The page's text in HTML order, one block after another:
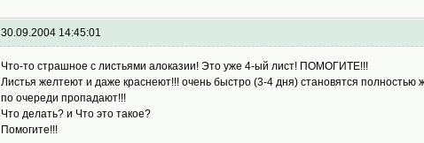
30.09.2004 14:45:01
Что-то страшное с листьями алоказии! Это уже 4-ый лист! ПОМОГИТЕ!!!
Листья желтеют и даже краснеют!!! очень быстро (3-4 дня) становятся полностью
по очереди пропадают!!!
Что делать? и Что это такое?
Помогите!!!